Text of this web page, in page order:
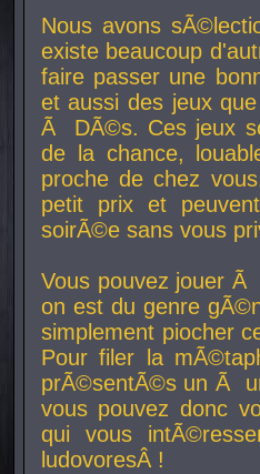
Nous avons
existe beaucoup
faire passer une
et aussi des jeux
Ã DÃ©s. Ces jeux
de la chance,
proche de chez
petit prix et
soirÃ©e sans vous
Vous pouvez jouer
on est du genre
simplement piocher
Pour filer la
prÃ©sentÃ©s un Ã
vous pouvez donc
qui vous
ludovoresÂ !